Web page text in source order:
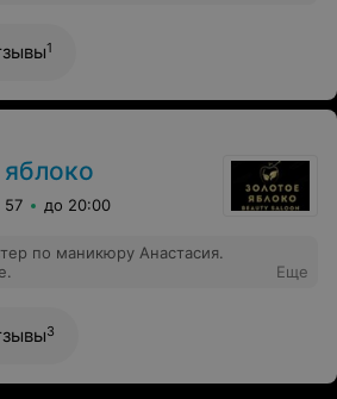
1
57 до 20:00
по маникюру Анастасия.
Еще
3